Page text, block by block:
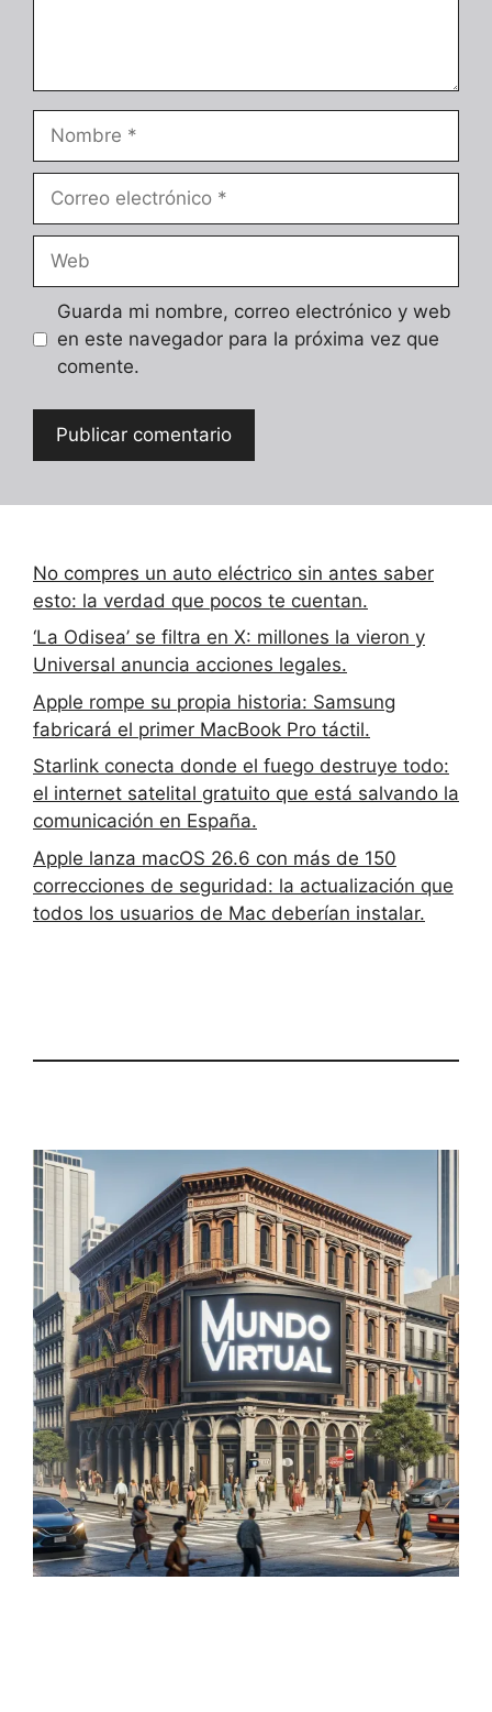
Nombre
Correo
Web
Guarda mi nombre, correo electrónico y web
en este navegador para la próxima vez que
comente.
No compres un auto eléctrico sin antes saber
esto: la verdad que pocos te cuentan.
‘La Odisea’ se filtra en X: millones la vieron y
Universal anuncia acciones legales.
Apple rompe su propia historia: Samsung
fabricará el primer MacBook Pro táctil.
Starlink conecta donde el fuego destruye todo:
el internet satelital gratuito que está salvando la
comunicación en España.
Apple lanza macOS 26.6 con más de 150
correcciones de seguridad: la actualización que
todos los usuarios de Mac deberían instalar.